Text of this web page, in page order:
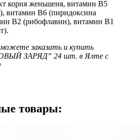
корня женьшеня, витамин В5
витамин В6 (пиридоксина
В2 (рибофлавин), витамин В1
заказать и купить
ЗАРЯД” 24 шт. в Ялте с
товары: